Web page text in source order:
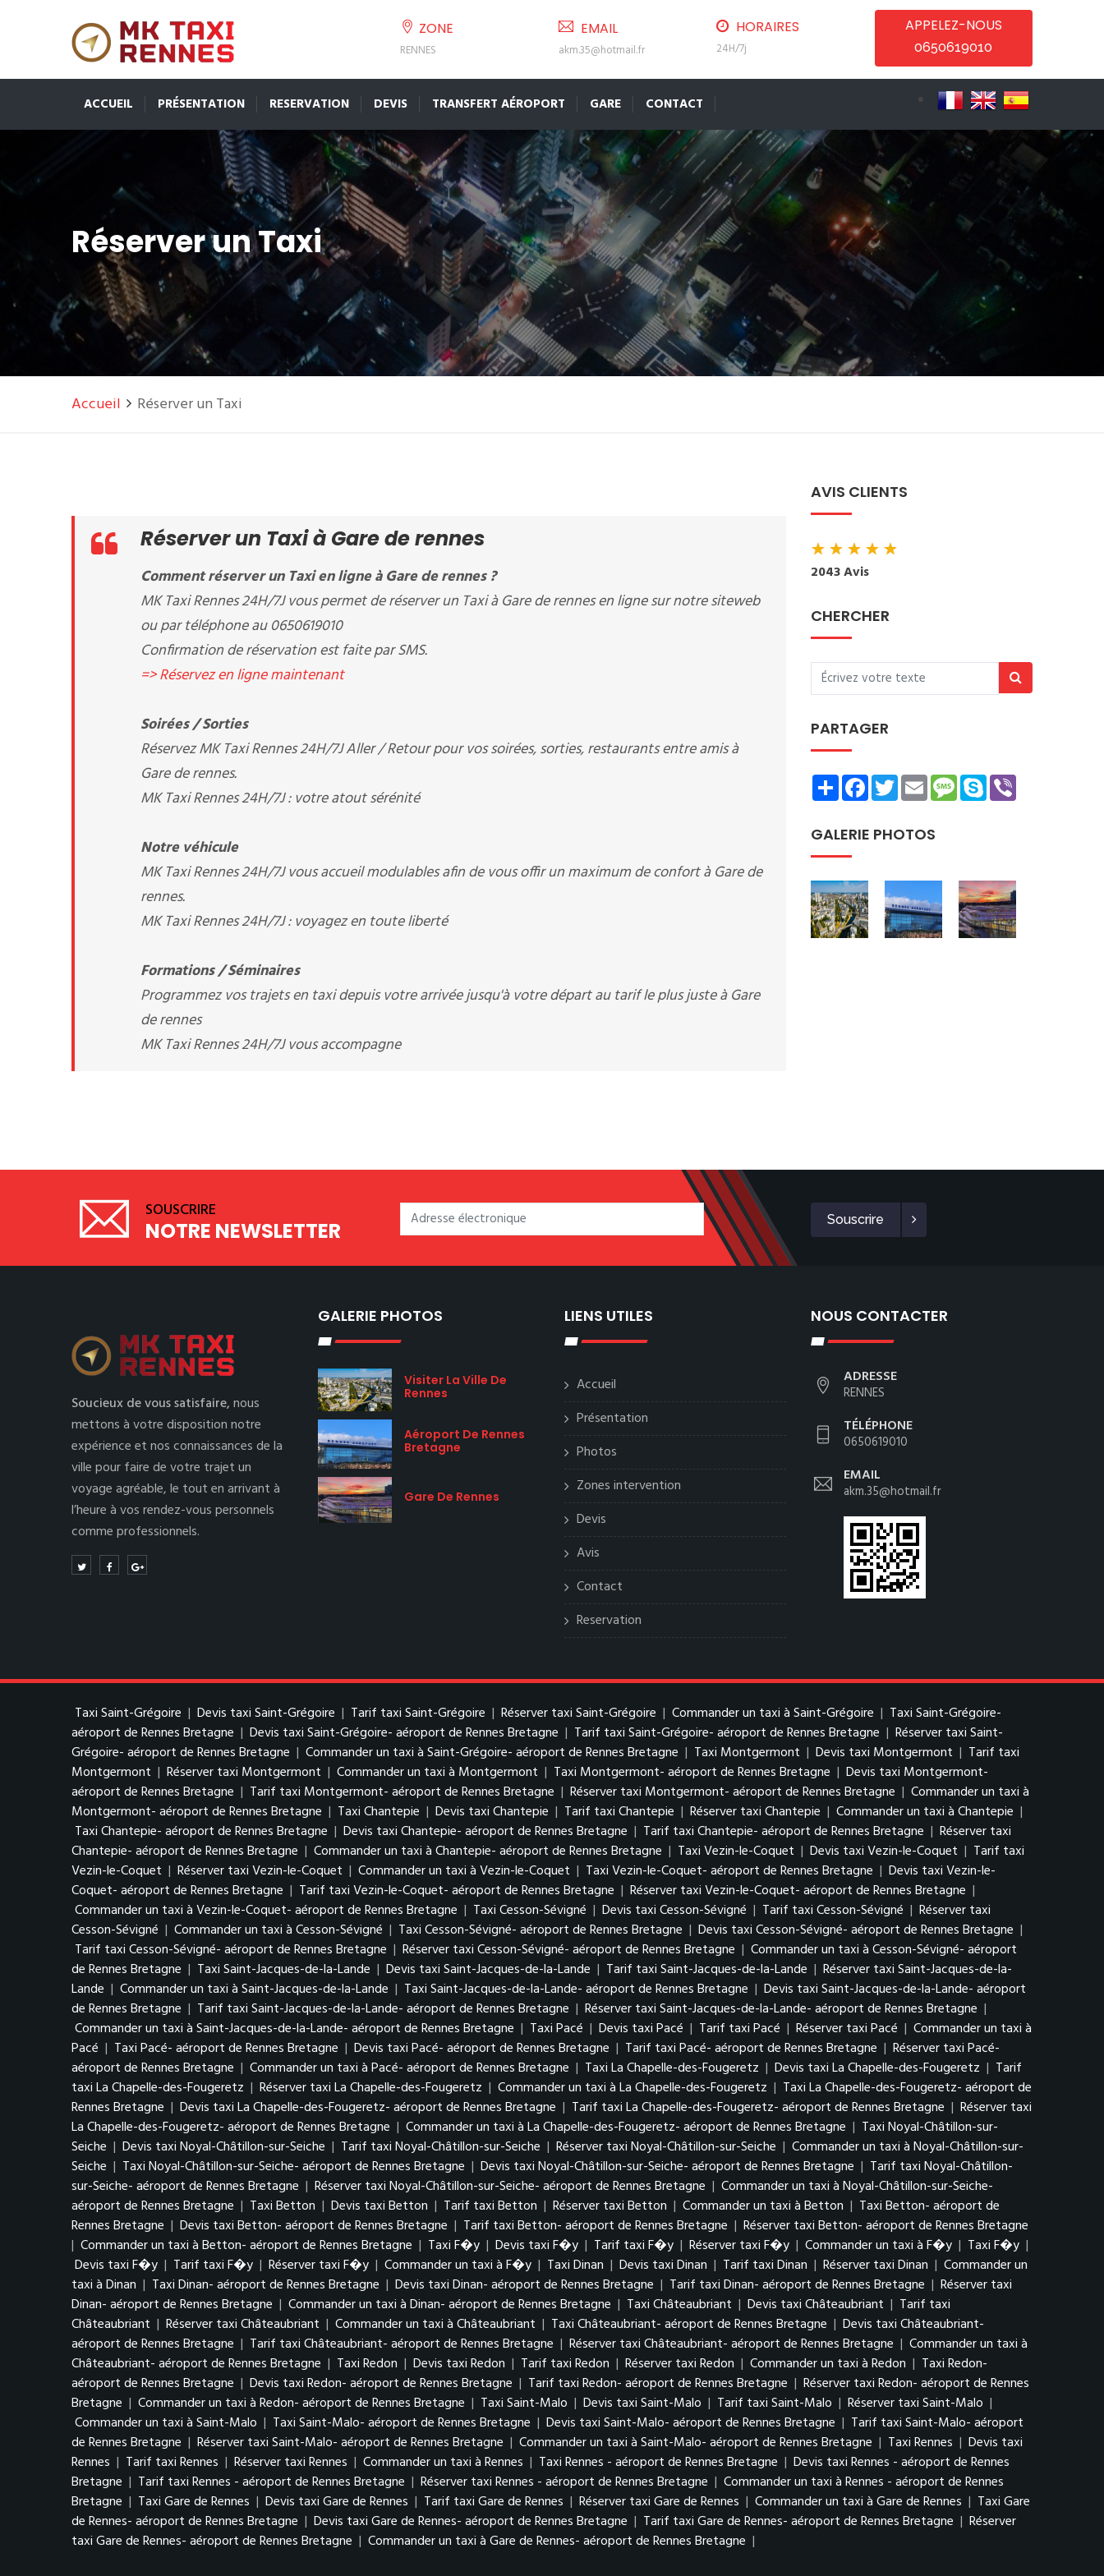
ZONE
RENNES
EMAIL
akm.35@hotmail.fr
HORAIRES
24H/7j
APPELEZ-NOUS
0650619010
ACCUEIL PRÉSENTATION RESERVATION DEVIS TRANSFERT AÉROPORT GARE CONTACT
Réserver un Taxi
Accueil Réserver un Taxi
Réserver un Taxi à Gare de rennes
Comment réserver un Taxi en ligne à Gare de rennes ?
MK Taxi Rennes 24H/7J vous permet de réserver un Taxi à Gare de rennes en ligne sur notre siteweb
ou par téléphone au 0650619010
Confirmation de réservation est faite par SMS.
=> Réservez en ligne maintenant
Soirées / Sorties
Réservez MK Taxi Rennes 24H/7J Aller / Retour pour vos soirées, sorties, restaurants entre amis à
Gare de rennes.
MK Taxi Rennes 24H/7J : votre atout sérénité
Notre véhicule
MK Taxi Rennes 24H/7J vous accueil modulables afin de vous offir un maximum de confort à Gare de
rennes.
MK Taxi Rennes 24H/7J : voyagez en toute liberté
Formations / Séminaires
Programmez vos trajets en taxi depuis votre arrivée jusqu'à votre départ au tarif le plus juste à Gare
de rennes
MK Taxi Rennes 24H/7J vous accompagne
AVIS CLIENTS
★★★★★
2043 Avis
CHERCHER
PARTAGER
ShareFacebookTwitterEmailMessage
Skype
GALERIE PHOTOS
SOUSCRIRE
NOTRE NEWSLETTER Souscrire
Soucieux de vous satisfaire,nous
mettons à votre disposition notre
expérience et nos connaissances de la
ville pour faire de votre trajet un
voyage agréable, le tout en arrivant à
l’heure à vos rendez-vous personnels
comme professionnels.
GALERIE PHOTOS
Visiter La Ville De
Rennes
Aéroport De Rennes
Bretagne
Gare De Rennes
LIENS UTILES
Accueil
Présentation
Photos
Zones intervention
Devis
Avis
Contact
Reservation
NOUS CONTACTER
ADRESSE
RENNES
TÉLÉPHONE
0650619010
EMAIL
akm.35@hotmail.fr
Taxi Saint-Grégoire | Devis taxi Saint-Grégoire | Tarif taxi Saint-Grégoire | Réserver taxi Saint-Grégoire | Commander un taxi à Saint-Grégoire | Taxi Saint-Grégoire-
aéroport de Rennes Bretagne | Devis taxi Saint-Grégoire- aéroport de Rennes Bretagne | Tarif taxi Saint-Grégoire- aéroport de Rennes Bretagne | Réserver taxi Saint-
Grégoire- aéroport de Rennes Bretagne | Commander un taxi à Saint-Grégoire- aéroport de Rennes Bretagne | Taxi Montgermont | Devis taxi Montgermont | Tarif taxi
Montgermont | Réserver taxi Montgermont | Commander un taxi à Montgermont | Taxi Montgermont- aéroport de Rennes Bretagne | Devis taxi Montgermont-
aéroport de Rennes Bretagne | Tarif taxi Montgermont- aéroport de Rennes Bretagne | Réserver taxi Montgermont- aéroport de Rennes Bretagne | Commander un taxi à
Montgermont- aéroport de Rennes Bretagne | Taxi Chantepie | Devis taxi Chantepie | Tarif taxi Chantepie | Réserver taxi Chantepie | Commander un taxi à Chantepie |
Taxi Chantepie- aéroport de Rennes Bretagne | Devis taxi Chantepie- aéroport de Rennes Bretagne | Tarif taxi Chantepie- aéroport de Rennes Bretagne | Réserver taxi
Chantepie- aéroport de Rennes Bretagne | Commander un taxi à Chantepie- aéroport de Rennes Bretagne | Taxi Vezin-le-Coquet | Devis taxi Vezin-le-Coquet | Tarif taxi
Vezin-le-Coquet | Réserver taxi Vezin-le-Coquet | Commander un taxi à Vezin-le-Coquet | Taxi Vezin-le-Coquet- aéroport de Rennes Bretagne | Devis taxi Vezin-le-
Coquet- aéroport de Rennes Bretagne | Tarif taxi Vezin-le-Coquet- aéroport de Rennes Bretagne | Réserver taxi Vezin-le-Coquet- aéroport de Rennes Bretagne |
Commander un taxi à Vezin-le-Coquet- aéroport de Rennes Bretagne | Taxi Cesson-Sévigné | Devis taxi Cesson-Sévigné | Tarif taxi Cesson-Sévigné | Réserver taxi
Cesson-Sévigné | Commander un taxi à Cesson-Sévigné | Taxi Cesson-Sévigné- aéroport de Rennes Bretagne | Devis taxi Cesson-Sévigné- aéroport de Rennes Bretagne |
Tarif taxi Cesson-Sévigné- aéroport de Rennes Bretagne | Réserver taxi Cesson-Sévigné- aéroport de Rennes Bretagne | Commander un taxi à Cesson-Sévigné- aéroport
de Rennes Bretagne | Taxi Saint-Jacques-de-la-Lande | Devis taxi Saint-Jacques-de-la-Lande | Tarif taxi Saint-Jacques-de-la-Lande | Réserver taxi Saint-Jacques-de-la-
Lande | Commander un taxi à Saint-Jacques-de-la-Lande | Taxi Saint-Jacques-de-la-Lande- aéroport de Rennes Bretagne | Devis taxi Saint-Jacques-de-la-Lande- aéroport
de Rennes Bretagne | Tarif taxi Saint-Jacques-de-la-Lande- aéroport de Rennes Bretagne | Réserver taxi Saint-Jacques-de-la-Lande- aéroport de Rennes Bretagne |
Commander un taxi à Saint-Jacques-de-la-Lande- aéroport de Rennes Bretagne | Taxi Pacé | Devis taxi Pacé | Tarif taxi Pacé | Réserver taxi Pacé | Commander un taxi à
Pacé | Taxi Pacé- aéroport de Rennes Bretagne | Devis taxi Pacé- aéroport de Rennes Bretagne | Tarif taxi Pacé- aéroport de Rennes Bretagne | Réserver taxi Pacé-
aéroport de Rennes Bretagne | Commander un taxi à Pacé- aéroport de Rennes Bretagne | Taxi La Chapelle-des-Fougeretz | Devis taxi La Chapelle-des-Fougeretz | Tarif
taxi La Chapelle-des-Fougeretz | Réserver taxi La Chapelle-des-Fougeretz | Commander un taxi à La Chapelle-des-Fougeretz | Taxi La Chapelle-des-Fougeretz- aéroport de
Rennes Bretagne | Devis taxi La Chapelle-des-Fougeretz- aéroport de Rennes Bretagne | Tarif taxi La Chapelle-des-Fougeretz- aéroport de Rennes Bretagne | Réserver taxi
La Chapelle-des-Fougeretz- aéroport de Rennes Bretagne | Commander un taxi à La Chapelle-des-Fougeretz- aéroport de Rennes Bretagne | Taxi Noyal-Châtillon-sur-
Seiche | Devis taxi Noyal-Châtillon-sur-Seiche | Tarif taxi Noyal-Châtillon-sur-Seiche | Réserver taxi Noyal-Châtillon-sur-Seiche | Commander un taxi à Noyal-Châtillon-sur-
Seiche | Taxi Noyal-Châtillon-sur-Seiche- aéroport de Rennes Bretagne | Devis taxi Noyal-Châtillon-sur-Seiche- aéroport de Rennes Bretagne | Tarif taxi Noyal-Châtillon-
sur-Seiche- aéroport de Rennes Bretagne | Réserver taxi Noyal-Châtillon-sur-Seiche- aéroport de Rennes Bretagne | Commander un taxi à Noyal-Châtillon-sur-Seiche-
aéroport de Rennes Bretagne | Taxi Betton | Devis taxi Betton | Tarif taxi Betton | Réserver taxi Betton | Commander un taxi à Betton | Taxi Betton- aéroport de
Rennes Bretagne | Devis taxi Betton- aéroport de Rennes Bretagne | Tarif taxi Betton- aéroport de Rennes Bretagne | Réserver taxi Betton- aéroport de Rennes Bretagne
| Commander un taxi à Betton- aéroport de Rennes Bretagne | Taxi F�y | Devis taxi F�y | Tarif taxi F�y | Réserver taxi F�y | Commander un taxi à F�y | Taxi F�y |
Devis taxi F�y | Tarif taxi F�y | Réserver taxi F�y | Commander un taxi à F�y | Taxi Dinan | Devis taxi Dinan | Tarif taxi Dinan | Réserver taxi Dinan | Commander un
taxi à Dinan | Taxi Dinan- aéroport de Rennes Bretagne | Devis taxi Dinan- aéroport de Rennes Bretagne | Tarif taxi Dinan- aéroport de Rennes Bretagne | Réserver taxi
Dinan- aéroport de Rennes Bretagne | Commander un taxi à Dinan- aéroport de Rennes Bretagne | Taxi Châteaubriant | Devis taxi Châteaubriant | Tarif taxi
Châteaubriant | Réserver taxi Châteaubriant | Commander un taxi à Châteaubriant | Taxi Châteaubriant- aéroport de Rennes Bretagne | Devis taxi Châteaubriant-
aéroport de Rennes Bretagne | Tarif taxi Châteaubriant- aéroport de Rennes Bretagne | Réserver taxi Châteaubriant- aéroport de Rennes Bretagne | Commander un taxi à
Châteaubriant- aéroport de Rennes Bretagne | Taxi Redon | Devis taxi Redon | Tarif taxi Redon | Réserver taxi Redon | Commander un taxi à Redon | Taxi Redon-
aéroport de Rennes Bretagne | Devis taxi Redon- aéroport de Rennes Bretagne | Tarif taxi Redon- aéroport de Rennes Bretagne | Réserver taxi Redon- aéroport de Rennes
Bretagne | Commander un taxi à Redon- aéroport de Rennes Bretagne | Taxi Saint-Malo | Devis taxi Saint-Malo | Tarif taxi Saint-Malo | Réserver taxi Saint-Malo |
Commander un taxi à Saint-Malo | Taxi Saint-Malo- aéroport de Rennes Bretagne | Devis taxi Saint-Malo- aéroport de Rennes Bretagne | Tarif taxi Saint-Malo- aéroport
de Rennes Bretagne | Réserver taxi Saint-Malo- aéroport de Rennes Bretagne | Commander un taxi à Saint-Malo- aéroport de Rennes Bretagne | Taxi Rennes | Devis taxi
Rennes | Tarif taxi Rennes | Réserver taxi Rennes | Commander un taxi à Rennes | Taxi Rennes - aéroport de Rennes Bretagne | Devis taxi Rennes - aéroport de Rennes
Bretagne | Tarif taxi Rennes - aéroport de Rennes Bretagne | Réserver taxi Rennes - aéroport de Rennes Bretagne | Commander un taxi à Rennes - aéroport de Rennes
Bretagne | Taxi Gare de Rennes | Devis taxi Gare de Rennes | Tarif taxi Gare de Rennes | Réserver taxi Gare de Rennes | Commander un taxi à Gare de Rennes | Taxi Gare
de Rennes- aéroport de Rennes Bretagne | Devis taxi Gare de Rennes- aéroport de Rennes Bretagne | Tarif taxi Gare de Rennes- aéroport de Rennes Bretagne | Réserver
taxi Gare de Rennes- aéroport de Rennes Bretagne | Commander un taxi à Gare de Rennes- aéroport de Rennes Bretagne |